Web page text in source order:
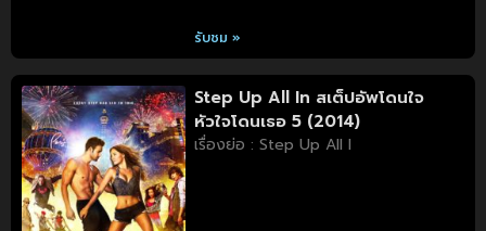
รับชม »
Step Up All In สเต็ปอัพโดนใจ
หัวใจโดนเธอ 5 (2014)
เรื่องย่อ : Step Up All I